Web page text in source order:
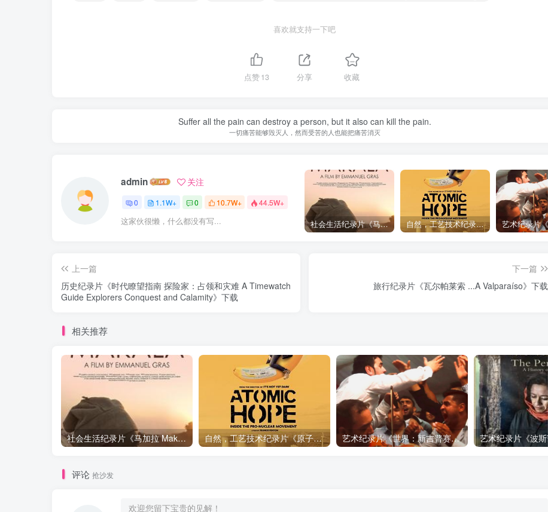
喜欢就支持一下吧
点赞13 分享 收藏
Suffer all the pain can destroy a person, but it also can kill the pain.
一切痛苦能够毁灭人，然而受苦的人也能把痛苦消灭
admin 关注
0 1.1W+ 0 10.7W+ 44.5W+
这家伙很懒，什么都没有写... 社会生活纪录片《马加拉 Makala》下载 自然，工艺技术纪录片《原子能的希望 Atomic Hope – Inside the Pro-Nuclear Movement》下载
上一篇
历史纪录片《时代瞭望指南 探险家：占领和灾难 A Timewatch
Guide Explorers Conquest and Calamity》下载
下一篇
旅行纪录片《瓦尔帕莱索 ...A Valparaíso》下载
相关推荐
社会生活纪录片《马加拉 Makala》下载 自然，工艺技术纪录片《原子能的希望 Atomic Hope – Inside the Pro-Nuclear Movement》下载 艺术纪录片《世界：新吉普赛之王 This World: The New Gypsy Kings》下载
评论 抢沙发